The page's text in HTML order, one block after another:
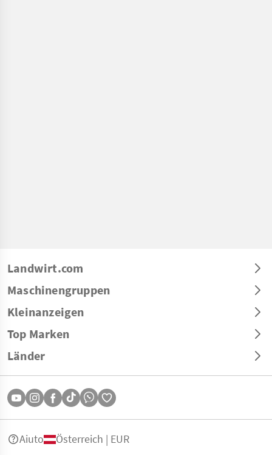
Landwirt.com
Maschinengruppen
Kleinanzeigen
Top Marken
Länder
Aiuto Österreich | EUR